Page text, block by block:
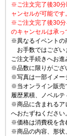
※ご注文完了後30分
ャンセルが可能です。
※ご注文完了後30分
のキャンセルは承っ
※異なるイベントの
お手数ではござい
ご注文手続きへお進
※品数に限りがござ
※写真は一部イメー
※当オンライン販売
履歴累積、ノベルテ
※商品に含まれるア
へおたずねくださ
※価格は消費税を含
※商品の内容、形状